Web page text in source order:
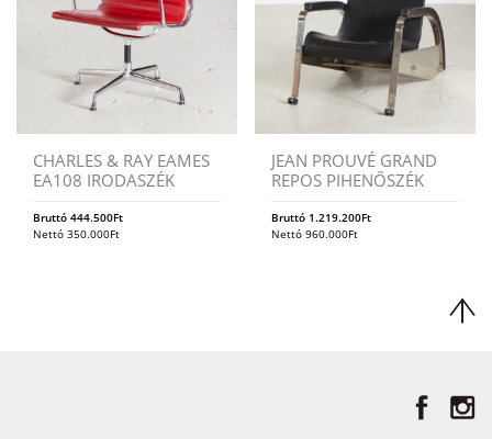
CHARLES & RAY EAMES
EA108 IRODASZÉK
Bruttó 444.500Ft
Nettó 350.000Ft
JEAN PROUVÉ GRAND
REPOS PIHENŐSZÉK
Bruttó 1.219.200Ft
Nettó960.000Ft